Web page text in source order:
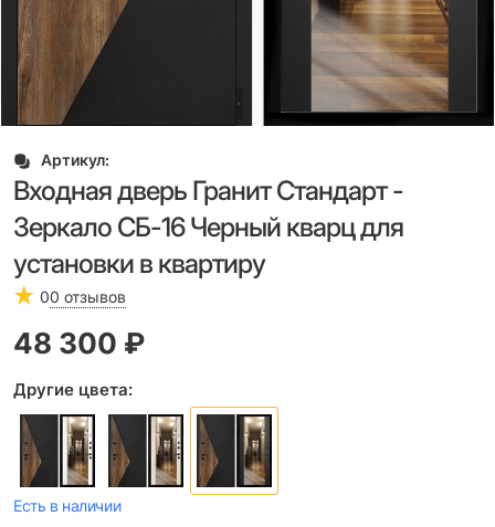
Артикул:
Входная дверь Гранит Стандарт -
Зеркало СБ-16 Черный кварц для
установки в квартиру
00 отзывов
48 300 ₽
Другие цвета:
Есть в наличии